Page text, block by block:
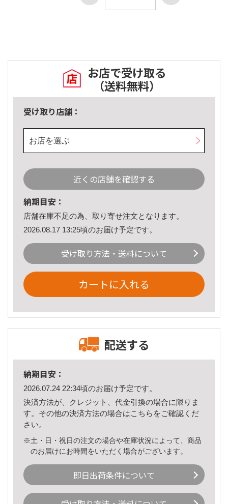
お店で受け取る
（送料無料）
受け取り店舗：
お店を選ぶ
近くの店舗を確認する
納期目安：
店舗在庫不足の為、取り寄せ注文となります。
2026.08.17 13:25頃のお届け予定です。
受け取り方法・送料について
カートに入れる
配送する
納期目安：
2026.07.24 22:34頃のお届け予定です。
決済方法が、クレジット、代金引換の場合に限りま
す。その他の決済方法の場合はこちら をご確認くだ
さい。
※土・日・祝日の注文の場合や在庫状況によって、商品
のお届けにお時間をいただく場合がございます。
即日出荷条件について